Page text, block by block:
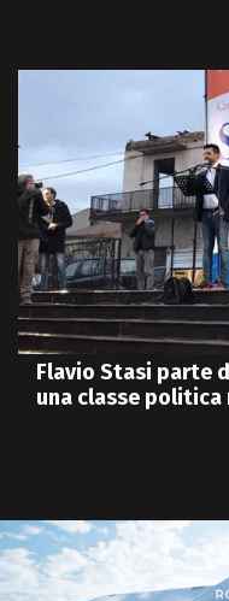
Flavio Stasi parte
una classe politica